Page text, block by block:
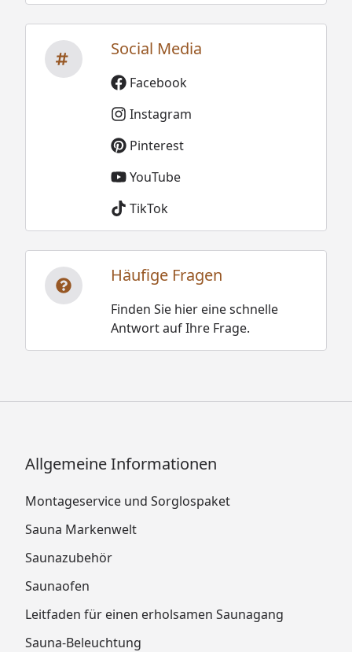
Social Media
Facebook
Instagram
Pinterest
YouTube
TikTok
Häufige Fragen
Finden Sie hier eine schnelle
Antwort auf Ihre Frage.
Allgemeine Informationen
Montageservice und Sorglospaket
Sauna Markenwelt
Saunazubehör
Saunaofen
Leitfaden für einen erholsamen Saunagang
Sauna-Beleuchtung